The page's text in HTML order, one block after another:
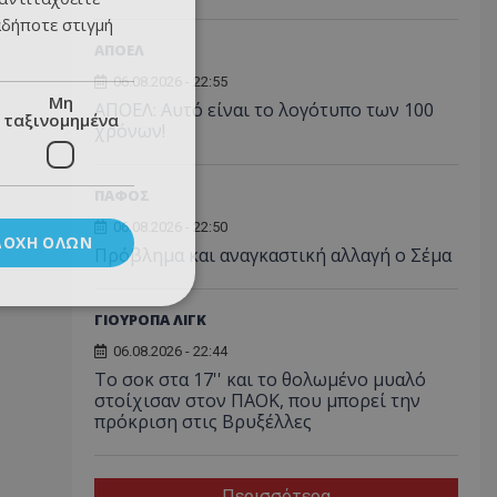
06.08.2026 - 22:55
ΑΠΟΕΛ: Αυτό είναι το λογότυπο των 100
χρόνων!
06.08.2026 - 22:50
Πρόβλημα και αναγκαστική αλλαγή ο Σέμα
ΓΙΟΥΡΟΠΑ ΛΙΓΚ
06.08.2026 - 22:44
Το σοκ στα 17'' και το θολωμένο μυαλό
στοίχισαν στον ΠΑΟΚ, που μπορεί την
πρόκριση στις Βρυξέλλες
στιγμή
Μη
ταξινομημένα
ΌΛΩΝ